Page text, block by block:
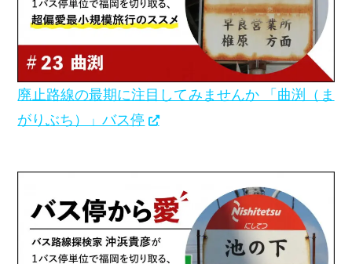
廃止路線の最期に注目してみませんか 「曲渕（ま
がりぶち）」バス停